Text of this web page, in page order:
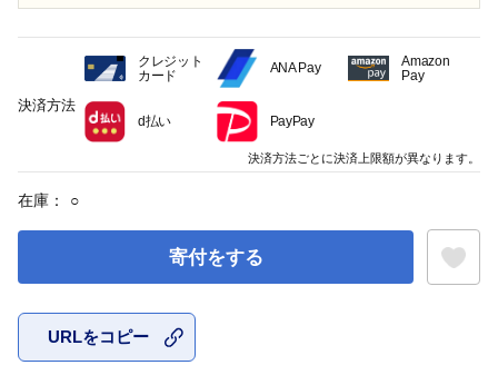
在庫： ○
寄付をする
URLをコピー
決済方法
クレジット
カード
ANA Pay
Amazon
Pay
d払い PayPay
決済方法ごとに決済上限額が異なります。